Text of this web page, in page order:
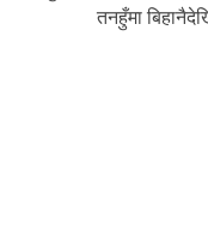
तनहुँमा